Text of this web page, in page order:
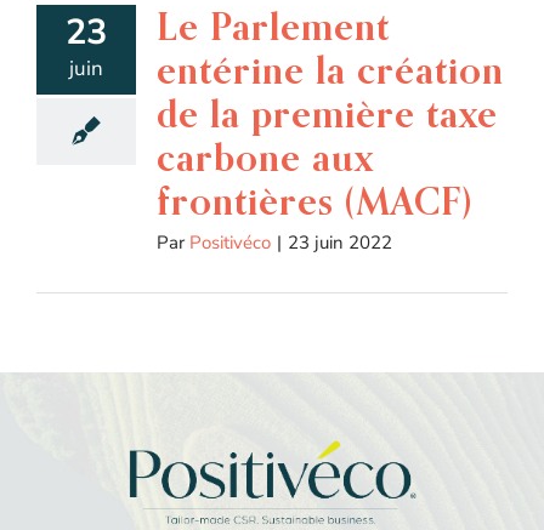
23
juin
Le Parlement
entérine la création
de la première taxe
carbone aux
frontières (MACF)
Par Positivéco | 23 juin 2022